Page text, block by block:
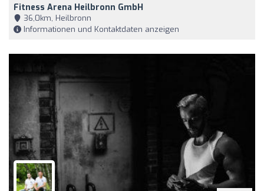
Fitness Arena Heilbronn GmbH
36,0km, Heilbronn
Informationen und Kontaktdaten anzeigen